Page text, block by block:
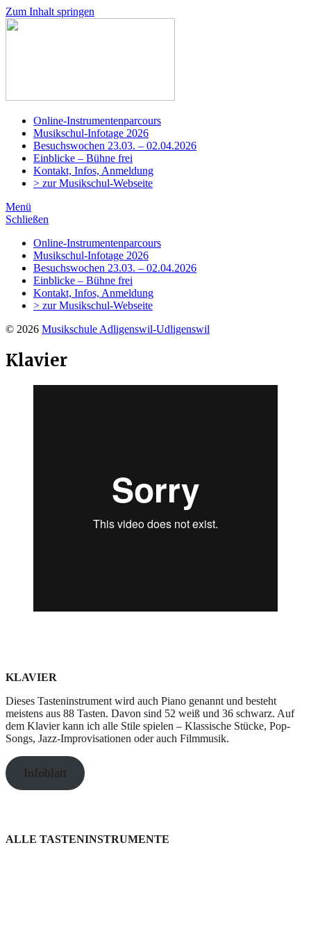
Zum Inhalt springen
Online-Instrumentenparcours
Musikschul-Infotage 2026
Besuchswochen 23.03. – 02.04.2026
Einblicke – Bühne frei
Kontakt, Infos, Anmeldung
> zur Musikschul-Webseite
Menü
Schließen
Online-Instrumentenparcours
Musikschul-Infotage 2026
Besuchswochen 23.03. – 02.04.2026
Einblicke – Bühne frei
Kontakt, Infos, Anmeldung
> zur Musikschul-Webseite
© 2026 Musikschule Adligenswil-Udligenswil
Klavier
KLAVIER
Dieses Tasteninstrument wird auch Piano genannt und besteht
meistens aus 88 Tasten. Davon sind 52 weiß und 36 schwarz. Auf
dem Klavier kann ich alle Stile spielen – Klassische Stücke, Pop-
Songs, Jazz-Improvisationen oder auch Filmmusik.
Infoblatt
ALLE TASTENINSTRUMENTE